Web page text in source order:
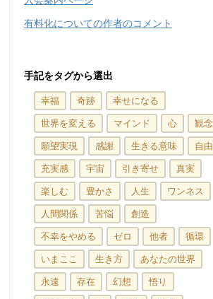
有料化についての作者のコメント
手記をタグから選出
幸福 奇跡
幸せになる
世界を変える
マインド 心
観念
願望実現
感謝 生きる意味
自由
充実感
宇宙 引き寄せ
真実
楽しむ
豊かさ 人生
ワンネス
人間関係
苦悩
創造
不幸をやめる
ゼロ 他者
循環
いまここ
生き方
あなたの世界
永遠
存在 幻想
悟り